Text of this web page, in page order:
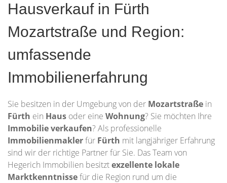
Hausverkauf in Fürth
Mozartstraße und Region:
umfassende
Immobilienerfahrung
Sie besitzen in der Umgebung von der Mozartstraße in
Fürth ein Haus oder eine Wohnung? Sie möchten Ihre
Immobilieverkaufen? Als professionelle
Immobilienmaklerfür Fürth mit langjähriger Erfahrung
sind wir der richtige Partner für Sie. Das Team von
Hegerich Immobilien besitztexzellente lokale
Marktkenntnissefür die Region rund um die